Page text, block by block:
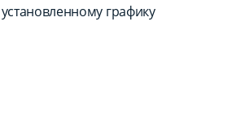
графику